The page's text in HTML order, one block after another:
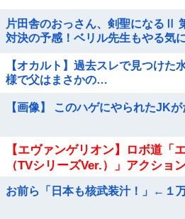
片田舎のおっさん、剣聖になるⅡ
対決の予感！ベリル先生もやる気
【オカルト】過去スレで見つけた
様で父はまさかの…
【画像】 このハゲにやられたJK
【エヴァンゲリオン】ロボ道「
（TVシリーズVer.）」アクショ
お前ら「日本も核武装汁！」←１